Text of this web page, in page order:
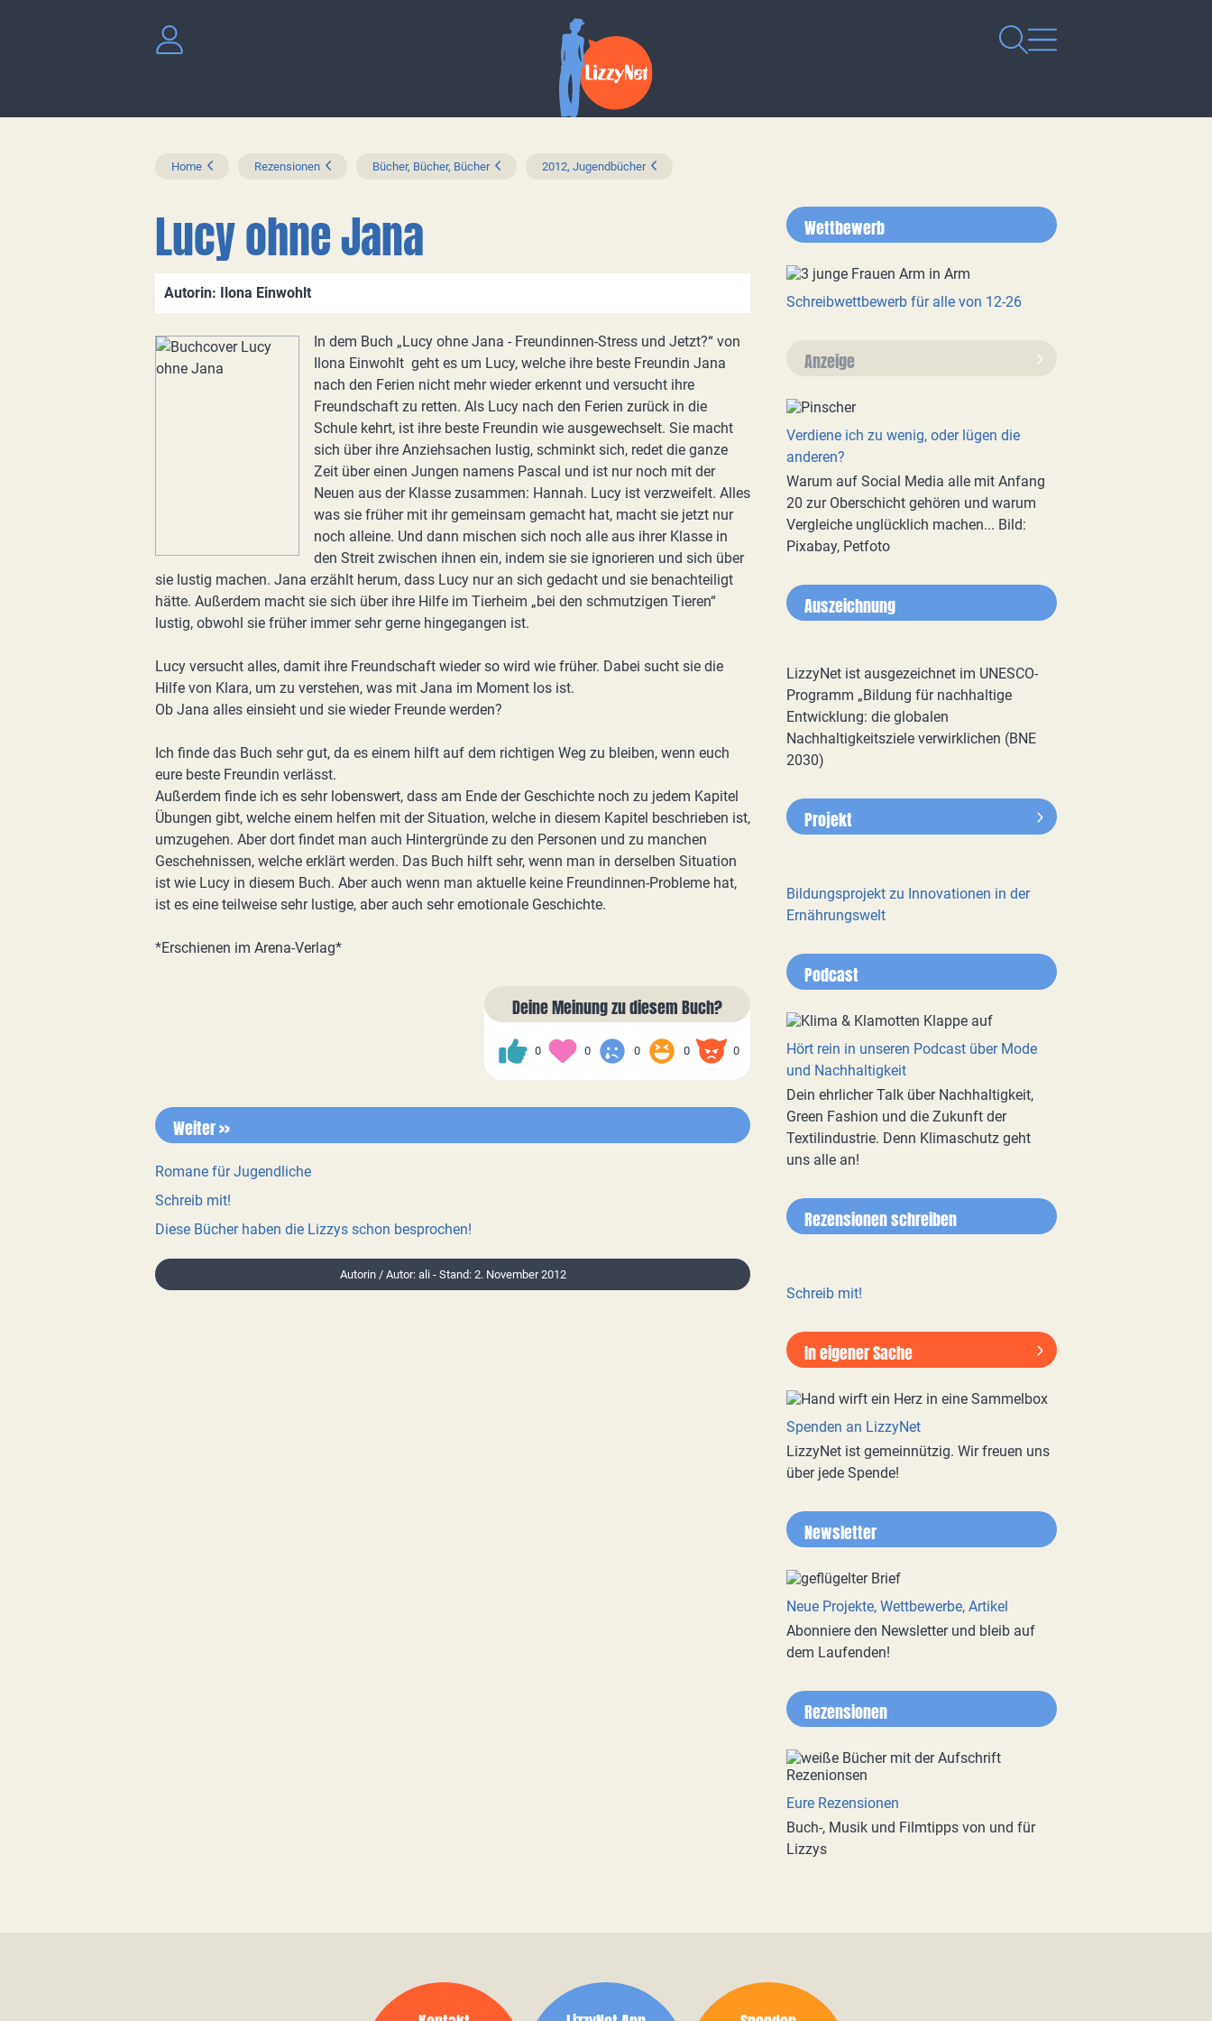
Home Rezensionen Bücher, Bücher, Bücher 2012, Jugendbücher
Lucy ohne Jana
Autorin: Ilona Einwohlt
In dem Buch „Lucy ohne Jana - Freundinnen-Stress und Jetzt?“ von
Ilona Einwohlt geht es um Lucy, welche ihre beste Freundin Jana
nach den Ferien nicht mehr wieder erkennt und versucht ihre
Freundschaft zu retten. Als Lucy nach den Ferien zurück in die
Schule kehrt, ist ihre beste Freundin wie ausgewechselt. Sie macht
sich über ihre Anziehsachen lustig, schminkt sich, redet die ganze
Zeit über einen Jungen namens Pascal und ist nur noch mit der
Neuen aus der Klasse zusammen: Hannah. Lucy ist verzweifelt. Alles
was sie früher mit ihr gemeinsam gemacht hat, macht sie jetzt nur
noch alleine. Und dann mischen sich noch alle aus ihrer Klasse in
den Streit zwischen ihnen ein, indem sie sie ignorieren und sich über
sie lustig machen. Jana erzählt herum, dass Lucy nur an sich gedacht und sie benachteiligt
hätte. Außerdem macht sie sich über ihre Hilfe im Tierheim „bei den schmutzigen Tieren“
lustig, obwohl sie früher immer sehr gerne hingegangen ist.
Lucy versucht alles, damit ihre Freundschaft wieder so wird wie früher. Dabei sucht sie die
Hilfe von Klara, um zu verstehen, was mit Jana im Moment los ist.
Ob Jana alles einsieht und sie wieder Freunde werden?
Ich finde das Buch sehr gut, da es einem hilft auf dem richtigen Weg zu bleiben, wenn euch
eure beste Freundin verlässt.
Außerdem finde ich es sehr lobenswert, dass am Ende der Geschichte noch zu jedem Kapitel
Übungen gibt, welche einem helfen mit der Situation, welche in diesem Kapitel beschrieben ist,
umzugehen. Aber dort findet man auch Hintergründe zu den Personen und zu manchen
Geschehnissen, welche erklärt werden. Das Buch hilft sehr, wenn man in derselben Situation
ist wie Lucy in diesem Buch. Aber auch wenn man aktuelle keine Freundinnen-Probleme hat,
ist es eine teilweise sehr lustige, aber auch sehr emotionale Geschichte.
*Erschienen im Arena-Verlag*
Deine Meinung zu diesem Buch?
0 0 0 0 0
Weiter >>
Romane für Jugendliche
Schreib mit!
Diese Bücher haben die Lizzys schon besprochen!
Autorin / Autor: ali - Stand: 2. November 2012
Wettbewerb
Schreibwettbewerb für alle von 12-26
Anzeige
Verdiene ich zu wenig, oder lügen die
anderen?
Warum auf Social Media alle mit Anfang
20 zur Oberschicht gehören und warum
Vergleiche unglücklich machen... Bild:
Pixabay, Petfoto
Auszeichnung
LizzyNet ist ausgezeichnet im UNESCO-
Programm „Bildung für nachhaltige
Entwicklung: die globalen
Nachhaltigkeitsziele verwirklichen (BNE
2030)
Projekt
Bildungsprojekt zu Innovationen in der
Ernährungswelt
Podcast
Hört rein in unseren Podcast über Mode
und Nachhaltigkeit
Dein ehrlicher Talk über Nachhaltigkeit,
Green Fashion und die Zukunft der
Textilindustrie. Denn Klimaschutz geht
uns alle an!
Rezensionen schreiben
Schreib mit!
In eigener Sache
Spenden an LizzyNet
LizzyNet ist gemeinnützig. Wir freuen uns
über jede Spende!
Newsletter
Neue Projekte, Wettbewerbe, Artikel
Abonniere den Newsletter und bleib auf
dem Laufenden!
Rezensionen
Eure Rezensionen
Buch-, Musik und Filmtipps von und für
Lizzys